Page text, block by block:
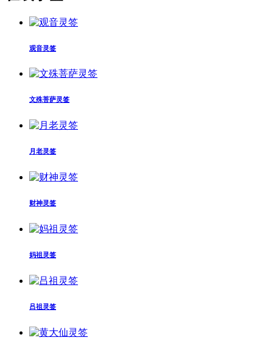
观音灵签
文殊菩萨灵签
月老灵签
财神灵签
妈祖灵签
吕祖灵签